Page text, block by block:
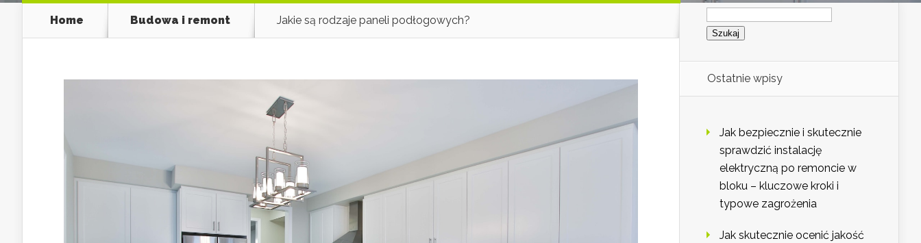
Home Budowa i remont Jakie są rodzaje paneli podłogowych?
Szukaj:
Ostatnie wpisy
Jak bezpiecznie i skutecznie
sprawdzić instalację
elektryczną po remoncie w
bloku – kluczowe kroki i
typowe zagrożenia
Jak skutecznie ocenić jakość